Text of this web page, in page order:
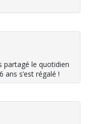
partagé le quotidien
s’est régalé !